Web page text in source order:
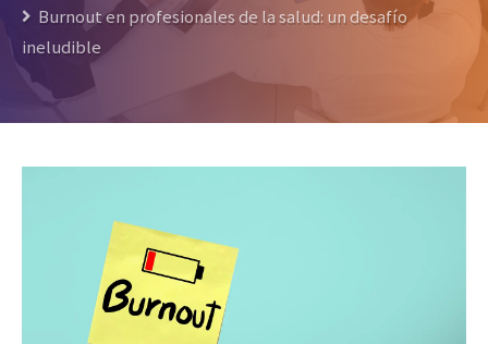
Burnout en profesionales de la salud: un desafío
ineludible